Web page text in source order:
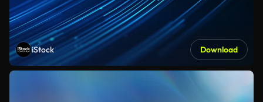
iStock Download